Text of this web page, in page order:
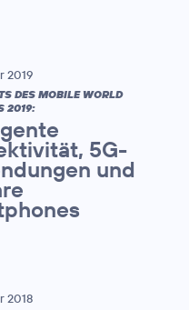
2019
DES MOBILE WORLD
2019:
5G-
und
2018